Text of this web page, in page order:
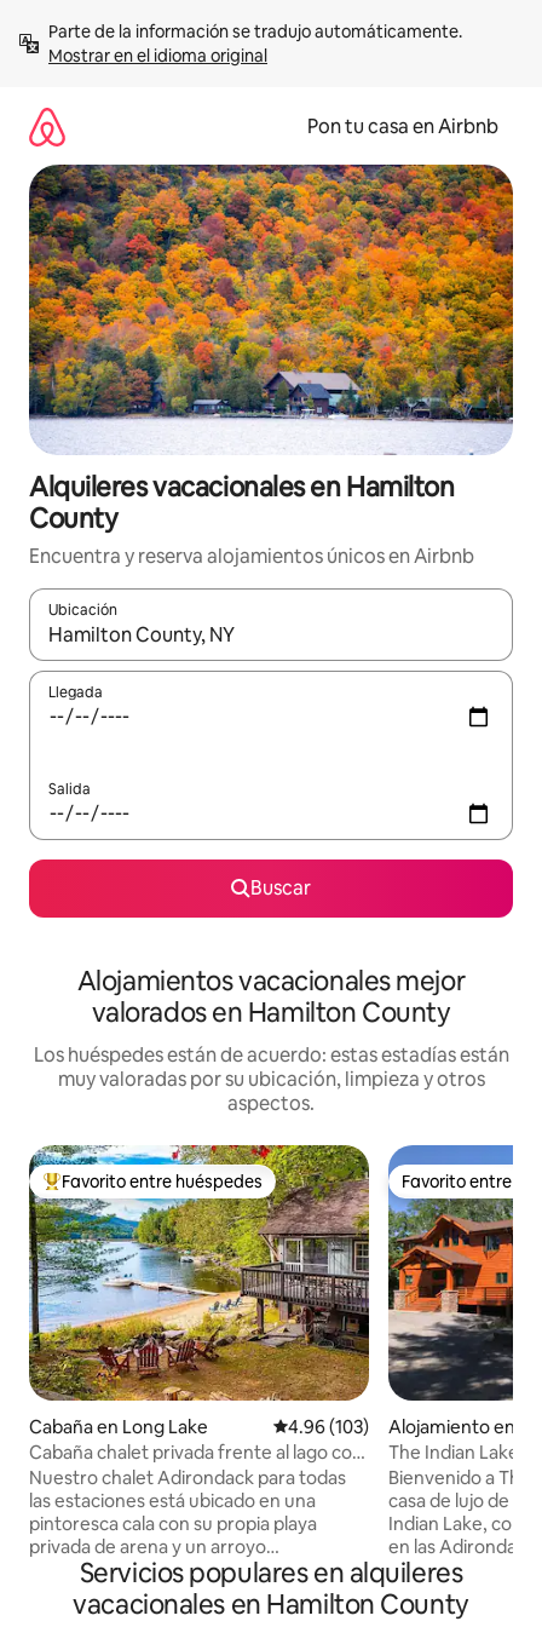
contenidoMostrar en el idioma original
Pon tu casa en Airbnb
Alquileres vacacionales en Hamilton
County
Encuentra y reserva alojamientos únicos en Airbnb
Ubicación
Cuando los resultados estén disponibles, navega con las
Llegada
Salida
Buscar
Alojamientos vacacionales mejor
valorados en Hamilton County
Los huéspedes están de acuerdo: estas estadías están
muy valoradas por su ubicación, limpieza y otros
aspectos.
Favorito entre huéspedes preferido
Favorito entre huéspedes
Cabaña en Long Lake Calificación promedio: 4.96 de
4.96 (103)
Cabaña chalet privada frente al lago con
arroyo murmurante
Nuestro chalet Adirondack para todas
las estaciones está ubicado en una
pintoresca cala con su propia playa
privada de arena y un arroyo
balbuceante. Nuestros techos
abovedados con un plano de planta
abierta son ideales para el
Favorito entre
Favorito entre
Alojamiento en
The Indian Lake
bañera de
Bienvenido a The
casa de lujo de 3
Indian Lake, con
en las
escapada
todas las
Internet de alta
Servicios populares en alquileres
vacacionales en Hamilton County